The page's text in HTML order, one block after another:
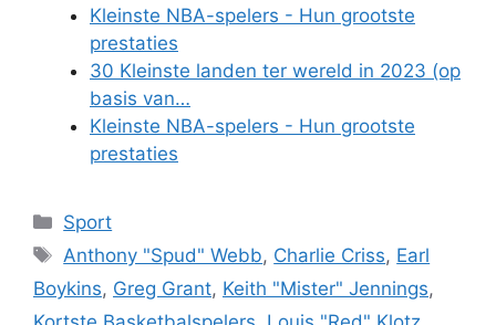
Kleinste NBA-spelers - Hun grootste
prestaties
30 Kleinste landen ter wereld in 2023 (op
basis van…
Kleinste NBA-spelers - Hun grootste
prestaties
Categories
Sport
Tags
Anthony "Spud" Webb, Charlie Criss, Earl
Boykins, Greg Grant, Keith "Mister" Jennings,